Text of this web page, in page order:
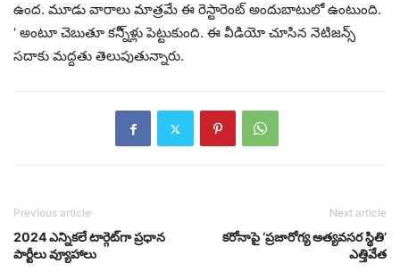
ఉంద. మూడు వారాలు మాత్రమే ఈ రెస్టారెంట్ అందుబాటులో ఉంటుంది.
‘ అంటూ చెబుతూ కన్నీ్ళ్లు పెట్టుకుంది. ఈ వీడియో చూసిన నెటిజన్స్
సదాకు మద్దతు తెలుపుతున్నారు.
Previous article
2024 ఎన్నికలే టార్గెట్‌గా ప్రధాన
పార్టీలు వ్యూహాలు
Next article
కరోనాపై ‘ప్రజారోగ్య అత్యవసర స్థితి’
ఎత్తివేత